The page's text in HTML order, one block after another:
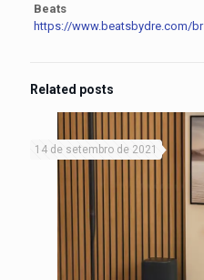
Beats
https://www.beatsbydre.com/br
Related posts
14 de setembro de 2021